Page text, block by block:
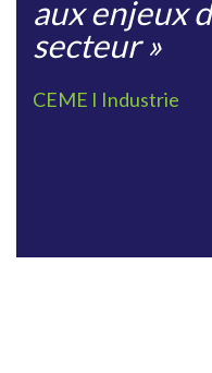
aux enjeux
secteur »
CEME I Industrie